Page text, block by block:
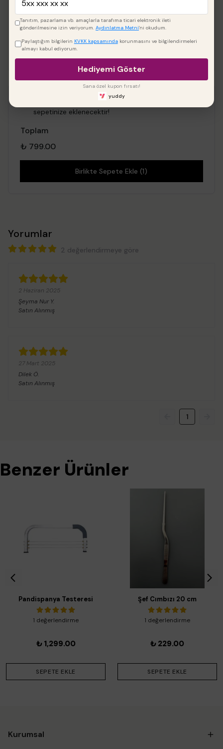
₺ 288.00 ₺ 230.40
Çap
İncelediğiniz ürün ile birlikte bu ürünler de
sepetinize eklenecektir!
Toplam
₺ 799.00
Birlikte Sepete Ekle (1)
Yorumlar
2 değerlendirmeye göre
2 Haziran 2025
Şeyma Nur Y.
Satın Alınmış
27 Mart 2025
Dilek Ö.
Satın Alınmış
1
Benzer Ürünler
Pandispanya Testeresi
1 değerlendirme
₺ 1,299.00
SEPETE EKLE
Şef Cımbızı 20 cm
1 değerlendirme
₺ 229.00
SEPETE EKLE
Kurumsal
Tanıtım, pazarlama vb. amaçlarla tarafıma ticari elektronik ileti
gönderilmesine izin veriyorum. Aydınlatma Metni'ni okudum.
Paylaştığım bilgilerin KVKK kapsamındakorunmasını ve bilgilendirmeleri
almayı kabul ediyorum.
Hediyemi Göster
Sana özel kupon fırsatı!
yuddy